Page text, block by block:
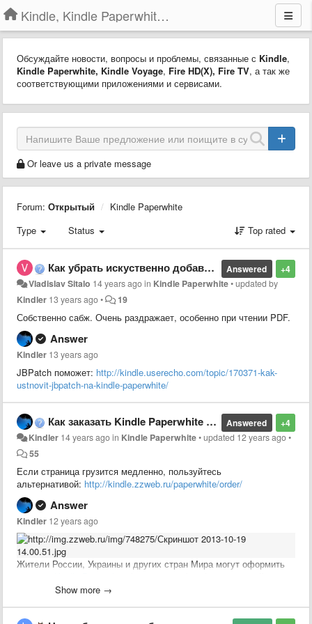
Kindle, Kindle Paperwhite, Kindle Voyage
Обсуждайте новости, вопросы и проблемы, связанные с Kindle,
Kindle Paperwhite, Kindle Voyage, Fire HD(X), Fire TV, а так же
соответствующими приложениями и сервисами.
Or leave us a private message
Forum: Открытый
Kindle Paperwhite
Type
Status Top rated
+4
Answered
Как убрать искуственно добавляемые отступы?
Vladislav Sitalo 14 years agoin Kindle Paperwhite•updated by
Kindler 13 years ago• 19
Собственно сабж. Очень раздражает, особенно при чтении PDF.
Answer
Kindler 13 years ago
JBPatch поможет: http://kindle.userecho.com/topic/170371-kak-
ustnovit-jbpatch-na-kindle-paperwhite/
+4
Answered
Как заказать Kindle Paperwhite через посредника?
Kindler 14 years agoin Kindle Paperwhite•updated 12 years ago•
55
Если страница грузится медленно, пользуйтесь
альтернативой: http://kindle.zzweb.ru/paperwhite/order/
Answer
Kindler 12 years ago
Жители России, Украины и других стран Мира могут оформить
быстрой доставкой Priority International Courier ($21).
Show more →